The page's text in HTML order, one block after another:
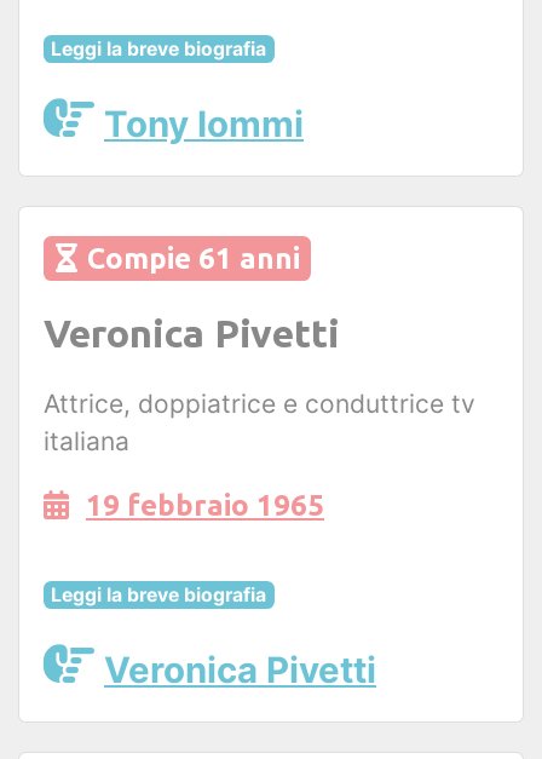
Leggi la breve biografia
Tony Iommi
Compie 61 anni
Veronica Pivetti
Attrice, doppiatrice e conduttrice tv
italiana
19 febbraio 1965
Leggi la breve biografia
Veronica Pivetti